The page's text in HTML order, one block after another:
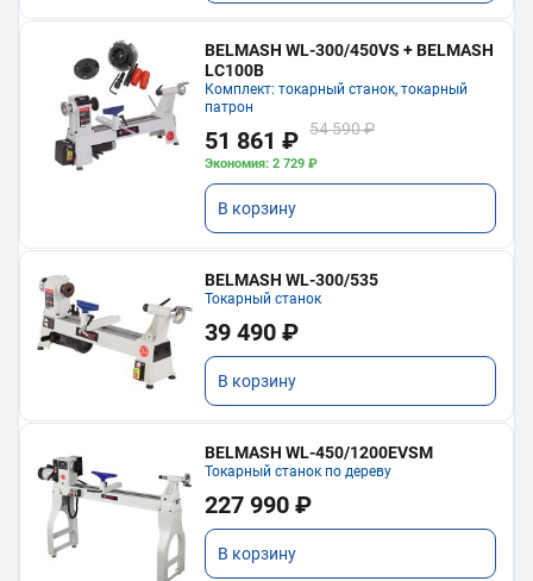
BELMASH WL-300/450VS + BELMASH
LC100B
Комплект: токарный станок, токарный
патрон
51 861 ₽ 54 590 ₽
Экономия: 2 729 ₽
В корзину
BELMASH WL-300/535
Токарный станок
39 490 ₽
В корзину
BELMASH WL-450/1200EVSM
Токарный станок по дереву
227 990 ₽
В корзину